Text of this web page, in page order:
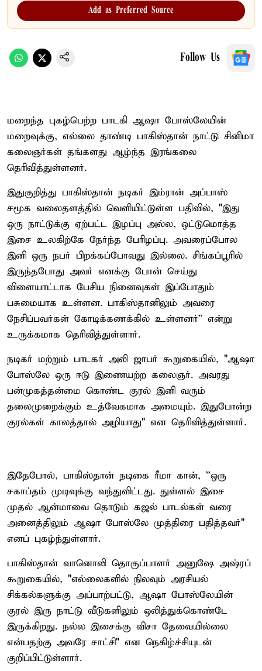
Add as Preferred Source
Follow Us
மறைந்த புகழ்பெற்ற பாடகி ஆஷா போஸ்லேயின்
மறைவுக்கு, எல்லை தாண்டி பாகிஸ்தான் நாட்டு சினிமா
கலைஞர்கள் தங்களது ஆழ்ந்த இரங்கலை
தெரிவித்துள்ளனர்.
இதுகுறித்து பாகிஸ்தான் நடிகர் இம்ரான் அப்பாஸ்
சமூக வலைதளத்தில் வெளியிட்டுள்ள பதிவில், "இது
ஒரு நாட்டுக்கு ஏற்பட்ட இழப்பு அல்ல, ஒட்டுமொத்த
இசை உலகிற்கே நேர்ந்த பேரிழப்பு. அவரைப்போல
இனி ஒரு நபர் பிறக்கப்போவது இல்லை. சிங்கப்பூரில்
இருந்தபோது அவர் எனக்கு போன் செய்து
விளையாட்டாக பேசிய நினைவுகள் இப்போதும்
பசுமையாக உள்ளன. பாகிஸ்தானிலும் அவரை
நேசிப்பவர்கள் கோடிக்கணக்கில் உள்ளனர்” என்று
உருக்கமாக தெரிவித்துள்ளார்.
நடிகர் மற்றும் பாடகர் அலி ஜாபர் கூறுகையில், "ஆஷா
போஸ்லே ஒரு ஈடு இணையற்ற கலைஞர். அவரது
பன்முகத்தன்மை கொண்ட குரல் இனி வரும்
தலைமுறைக்கும் உத்வேகமாக அமையும். இதுபோன்ற
குரல்கள் காலத்தால் அழியாது" என தெரிவித்துள்ளார்.
இதேபோல், பாகிஸ்தான் நடிகை ரீமா கான், ''ஒரு
சகாப்தம் முடிவுக்கு வந்துவிட்டது. துள்ளல் இசை
முதல் ஆன்மாவை தொடும் கஜல் பாடல்கள் வரை
அனைத்திலும் ஆஷா போஸ்லே முத்திரை பதித்தவர்"
எனப் புகழ்ந்துள்ளார்.
பாகிஸ்தான் வானொலி தொகுப்பாளர் அனுஷே அஷ்ரப்
கூறுகையில், "எல்லைகளில் நிலவும் அரசியல்
சிக்கல்களுக்கு அப்பாற்பட்டு, ஆஷா போஸ்லேயின்
குரல் இரு நாட்டு வீடுகளிலும் ஒலித்துக்கொண்டே
இருக்கிறது. நல்ல இசைக்கு விசா தேவையில்லை
என்பதற்கு அவரே சாட்சி" என நெகிழ்ச்சியுடன்
குறிப்பிட்டுள்ளார்.